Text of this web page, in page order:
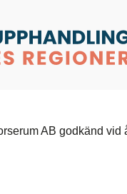
AB godkänd vid